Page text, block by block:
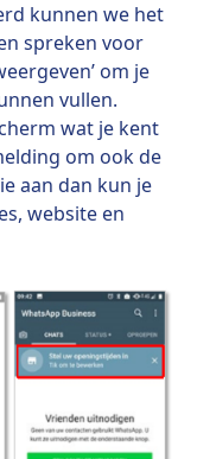
kunnen we het
spreken voor
om je
vullen.
wat je kent
om ook de
aan dan kun je
website en